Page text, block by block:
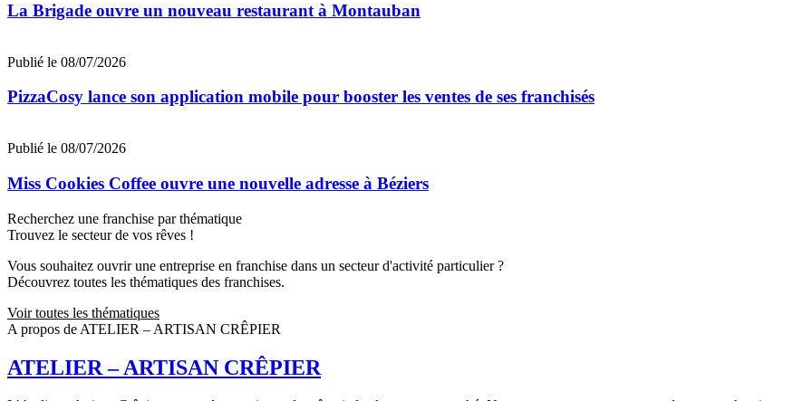
La Brigade ouvre un nouveau restaurant à Montauban
Publié le 08/07/2026
PizzaCosy lance son application mobile pour booster les ventes de ses franchisés
Publié le 08/07/2026
Miss Cookies Coffee ouvre une nouvelle adresse à Béziers
Recherchez une franchise par thématique
Trouvez le secteur de vos rêves !
Vous souhaitez ouvrir une entreprise en franchise dans un secteur d'activité particulier ?
Découvrez toutes les thématiques des franchises.
Voir toutes les thématiques
A propos de ATELIER – ARTISAN CRÊPIER
ATELIER – ARTISAN CRÊPIER